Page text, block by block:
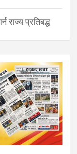
राज्य प्रतिबद्ध